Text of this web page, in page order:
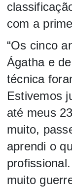
com a
“Os cinco
Ágatha e
técnica
Estivemos
até meus
muito,
aprendi o
muito